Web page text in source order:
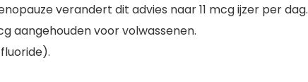
verandert dit advies naar 11 mcg ijzer per dag.
aangehouden voor volwassenen.